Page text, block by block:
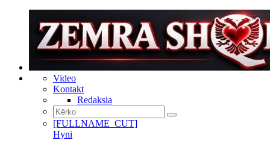
Video
Kontakt
Redaksia
[FULLNAME_CUT]
Hyni